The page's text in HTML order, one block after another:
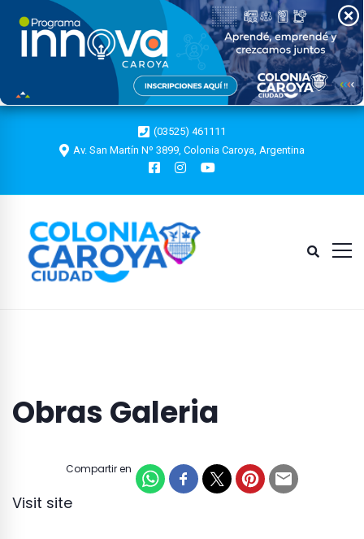
(03525) 461111
Av. San Martín Nº 3899, Colonia Caroya, Argentina
Obras Galeria
Compartir en
Visit site
Descargar